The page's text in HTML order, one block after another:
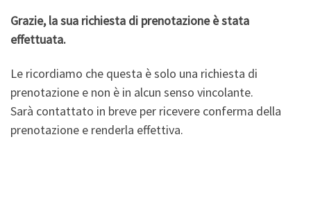
Grazie, la sua richiesta di prenotazione è stata
effettuata.
Le ricordiamo che questa è solo una richiesta di
prenotazione e non è in alcun senso vincolante.
Sarà contattato in breve per ricevere conferma della
prenotazione e renderla effettiva.